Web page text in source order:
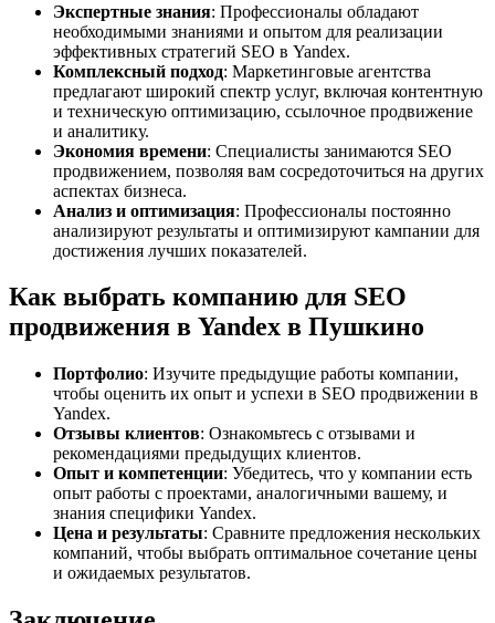
Экспертные знания: Профессионалы обладают
необходимыми знаниями и опытом для реализации
эффективных стратегий SEO в Yandex.
Комплексный подход: Маркетинговые агентства
предлагают широкий спектр услуг, включая контентную
и техническую оптимизацию, ссылочное продвижение
и аналитику.
Экономия времени: Специалисты занимаются SEO
продвижением, позволяя вам сосредоточиться на других
аспектах бизнеса.
Анализ и оптимизация: Профессионалы постоянно
анализируют результаты и оптимизируют кампании для
достижения лучших показателей.
Как выбрать компанию для SEO
продвижения в Yandex в Пушкино
Портфолио: Изучите предыдущие работы компании,
чтобы оценить их опыт и успехи в SEO продвижении в
Yandex.
Отзывы клиентов: Ознакомьтесь с отзывами и
рекомендациями предыдущих клиентов.
Опыт и компетенции: Убедитесь, что у компании есть
опыт работы с проектами, аналогичными вашему, и
знания специфики Yandex.
Цена и результаты: Сравните предложения нескольких
компаний, чтобы выбрать оптимальное сочетание цены
и ожидаемых результатов.